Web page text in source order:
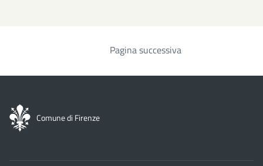
Pagina successiva
Comune di Firenze